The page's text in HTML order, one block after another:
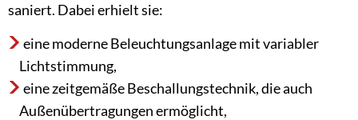
saniert. Dabei erhielt sie:
eine moderne Beleuchtungsanlage mit variabler
Lichtstimmung,
eine zeitgemäße Beschallungstechnik, die auch
Außenübertragungen ermöglicht,